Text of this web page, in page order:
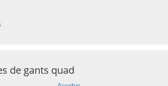
de gants quad